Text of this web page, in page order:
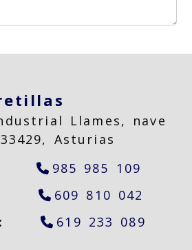
Llames, nave
33429, Asturias
985 985 109
609 810 042
619 233 089